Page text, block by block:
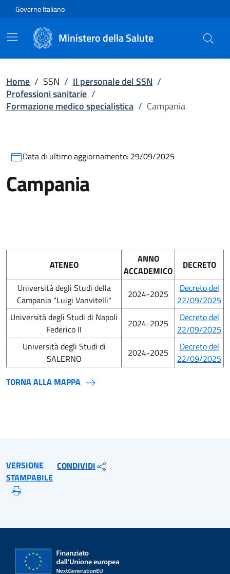
Vai direttamente al contenuto
Governo Italiano
Ministero della Salute
Home / SSN / Il personale del SSN /
Professioni sanitarie /
Formazione medico specialistica / Campania
Data di ultimo aggiornamento: 29/09/2025
Campania
ATENEO
ANNO
ACCADEMICO
DECRETO
Università degli Studi della
Campania "Luigi Vanvitelli"
2024-2025
Decreto del
22/09/2025
Università degli Studi di Napoli
Federico II
2024-2025
Decreto del
22/09/2025
Università degli Studi di
SALERNO
2024-2025
Decreto del
22/09/2025
TORNA ALLA MAPPA
VERSIONE
STAMPABILE
CONDIVIDI